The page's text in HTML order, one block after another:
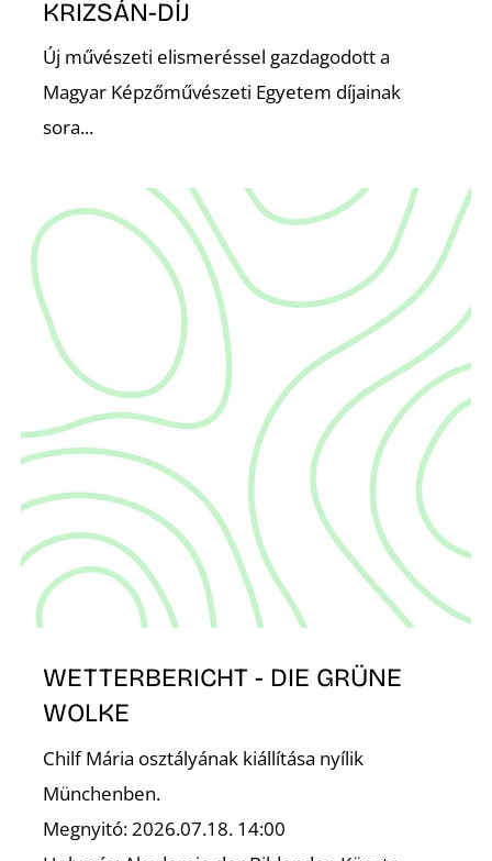
KRIZSÁN-DÍJ
Új művészeti elismeréssel gazdagodott a
Magyar Képzőművészeti Egyetem díjainak
sora...
WETTERBERICHT - DIE GRÜNE
WOLKE
Chilf Mária osztályának kiállítása nyílik
Münchenben.
Megnyitó: 2026.07.18. 14:00